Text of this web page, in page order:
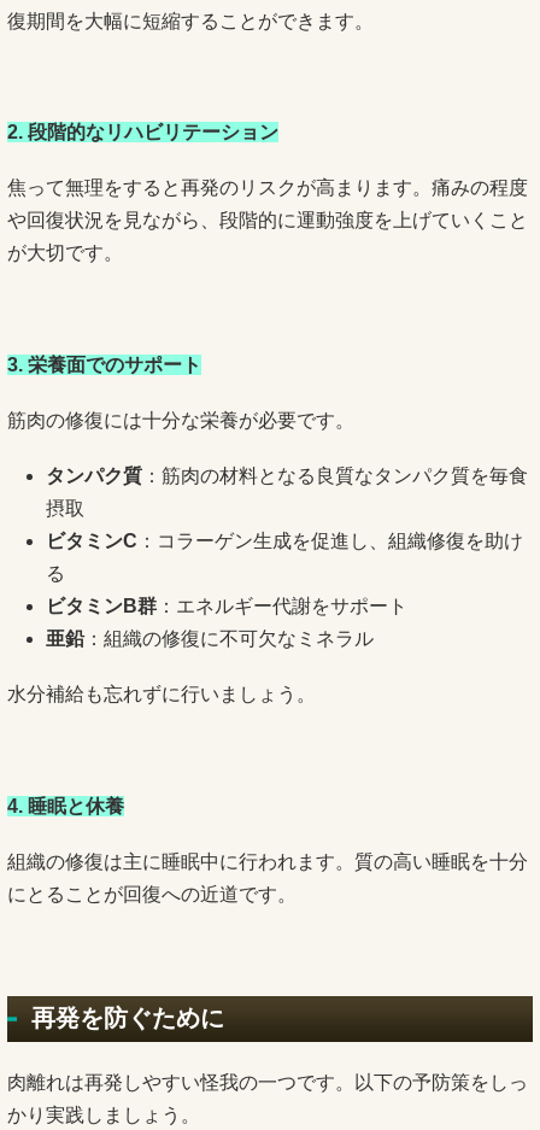
復期間を大幅に短縮することができます。
2. 段階的なリハビリテーション
焦って無理をすると再発のリスクが高まります。痛みの程度
や回復状況を見ながら、段階的に運動強度を上げていくこと
が大切です。
3. 栄養面でのサポート
筋肉の修復には十分な栄養が必要です。
タンパク質 ：筋肉の材料となる良質なタンパク質を毎食
摂取
ビタミンC ：コラーゲン生成を促進し、組織修復を助け
る
ビタミンB群 ：エネルギー代謝をサポート
亜鉛：組織の修復に不可欠なミネラル
水分補給も忘れずに行いましょう。
4. 睡眠と休養
組織の修復は主に睡眠中に行われます。質の高い睡眠を十分
にとることが回復への近道です。
再発を防ぐために
肉離れは再発しやすい怪我の一つです。以下の予防策をしっ
かり実践しましょう。